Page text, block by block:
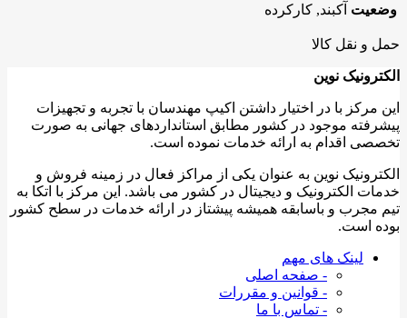
وضعیت آکبند, کارکرده
حمل و نقل کالا
الکترونیک نوین
این مرکز با در اختیار داشتن اکیپ مهندسان با تجربه و تجهیزات
پیشرفته موجود در کشور مطابق استانداردهای جهانی به صورت
تخصصی اقدام به ارائه خدمات نموده است.
الکترونیک نوین به عنوان یکی از مراکز فعال در زمینه فروش و
خدمات الکترونیک و دیجیتال در کشور می باشد. این مرکز با اتکا به
تیم مجرب و باسابقه همیشه پیشتاز در ارائه خدمات در سطح کشور
بوده است.
لینک های مهم
- صفحه اصلی
- قوانین و مقررات
- تماس با ما